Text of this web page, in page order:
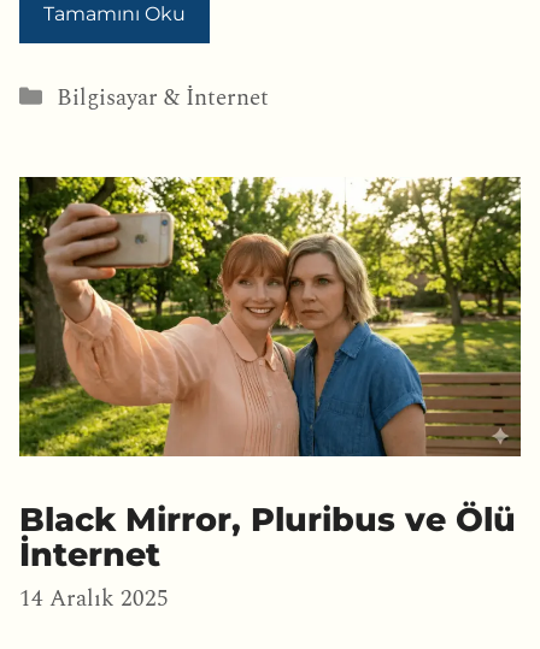
Tamamını Oku
Kategoriler
Bilgisayar & İnternet
Black Mirror, Pluribus ve Ölü
İnternet
14 Aralık 2025